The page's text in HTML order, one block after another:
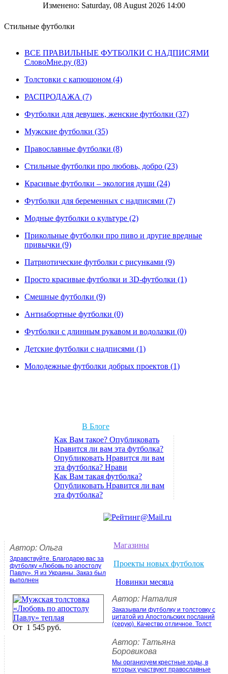
Изменено: Saturday, 08 August 2026 14:00
Стильные футболки
ВСЕ ПРАВИЛЬНЫЕ ФУТБОЛКИ С НАДПИСЯМИ
СловоМне.ру (83)
Толстовки с капюшоном (4)
РАСПРОДАЖА (7)
Футболки для девушек, женские футболки (37)
Мужские футболки (35)
Православные футболки (8)
Стильные футболки про любовь, добро (23)
Красивые футболки – экология души (24)
Футболки для беременных с надписями (7)
Модные футболки о культуре (2)
Прикольные футболки про пиво и другие вредные
привычки (9)
Патриотические футболки с рисунками (9)
Просто красивые футболки и 3D-футболки (1)
Смешные футболки (9)
Антиабортные футболки (0)
Футболки с длинным рукавом и водолазки (0)
Детские футболки с надписями (1)
Молодежные футболки добрых проектов (1)
В Блоге
Как Вам такое? Опубликовать
Нравится ли вам эта футболка?
Опубликовать Нравится ли вам
эта футболка? Нрави
Как Вам такая футболка?
Опубликовать Нравится ли вам
эта футболка?
Магазины
Проекты новых футболок
Новинки месяца
От 1 545 руб.
Автор: Ольга
Здравствуйте. Благодарю вас за
футболку «Любовь по апостолу
Павлу». Я из Украины. Заказ был
выполнен
Автор: Наталия
Заказывали футболку и толстовку с
цитатой из Апостольских посланий
(серую). Качество отличное. Толст
Автор: Татьяна
Боровикова
Мы организуем крестные ходы, в
которых участвуют православные